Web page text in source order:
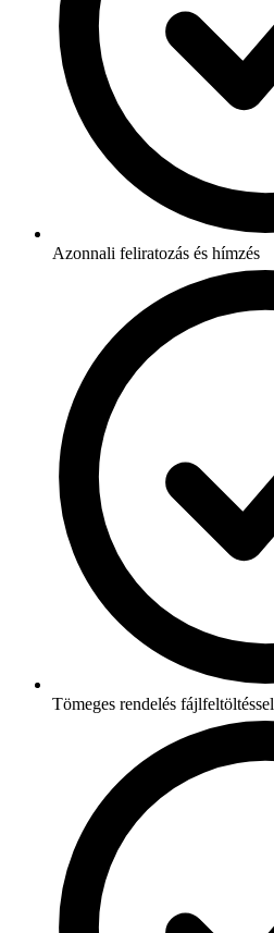
Azonnali feliratozás és hímzés
Tömeges rendelés fájlfeltöltéssel